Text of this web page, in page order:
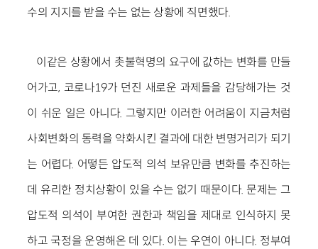
수의 지지를 받을 수는 없는 상황에 직면했다.
이같은 상황에서 촛불혁명의 요구에 값하는 변화를 만들
어가고, 코로나19가 던진 새로운 과제들을 감당해가는 것
이 쉬운 일은 아니다. 그렇지만 이러한 어려움이 지금처럼
사회변화의 동력을 약화시킨 결과에 대한 변명거리가 되기
는 어렵다. 어떻든 압도적 의석 보유만큼 변화를 추진하는
데 유리한 정치상황이 있을 수는 없기 때문이다. 문제는 그
압도적 의석이 부여한 권한과 책임을 제대로 인식하지 못
하고 국정을 운영해온 데 있다. 이는 우연이 아니다. 정부여